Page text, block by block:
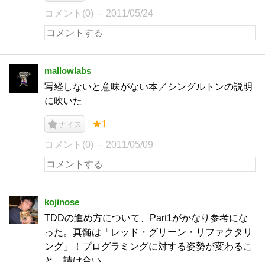
コメント(0) 2011/05/24
mallowlabs
写経しないと意味がない本／シングルトンの説明
に吹いた
ナイス ★1
コメント(0) 2011/05/09
kojinose
TDDの進め方について、Part1がかなり参考にな
った。真髄は「レッド・グリーン・リファクタリ
ング」！プログラミングに対する姿勢が変わるこ